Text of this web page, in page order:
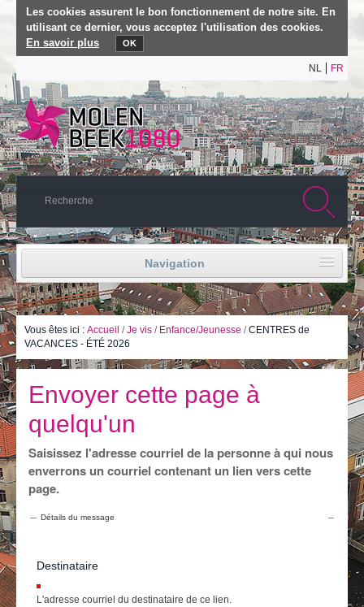
Les cookies assurent le bon fonctionnement de notre site. En
utilisant ce dernier, vous acceptez l'utilisation des cookies.
En savoir plus
OK
NL FR
Navigation
Accueil
Vie politique
Je vis
Je visite
Publications
Actualités
Vous êtes ici : Accueil /Je vis / Enfance/Jeunesse /CENTRES de
VACANCES - ÉTÉ 2026
Envoyer cette page à
quelqu'un
Saisissez l'adresse courriel de la personne à qui nous
enverrons un courriel contenant un lien vers cette
page.
Détails du message
Destinataire
L'adresse courriel du destinataire de ce lien.